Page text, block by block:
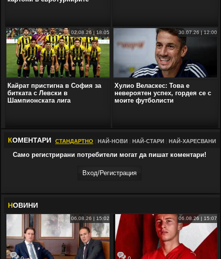
02.08.26 | 18:05
Кайрат пристигна в София за
битката с Левски в
Шампионската лига
30.07.26 | 12:00
Хулио Веласкес: Това е
невероятен успех, гордея се с
моите футболисти
КОМЕНТАРИ СТАНДАРТНО НАЙ-НОВИ НАЙ-СТАРИ НАЙ-ХАРЕСВАНИ
Само регистрирани потребители могат да пишат коментари!
Вход/Регистрaция
НОВИНИ
06.08.26 | 15:02 06.08.26 | 15:07